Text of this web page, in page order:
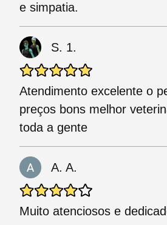
e simpatia.
S. 1.
Atendimento excelente o
preços bons melhor
toda a gente
A. A.
Muito atenciosos e